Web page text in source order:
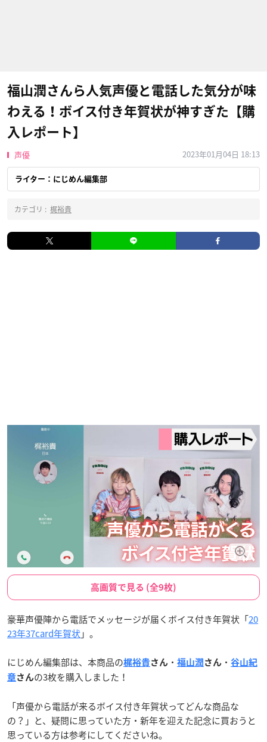
福山潤さんら人気声優と電話した気分が味
わえる！ボイス付き年賀状が神すぎた【購
入レポート】
声優 2023年01月04日 18:13
ライター：にじめん編集部
カテゴリ : 梶裕貴
高画質で見る (全9枚)
豪華声優陣から電話でメッセージが届くボイス付き年賀状「20
23年37card年賀状」。
にじめん編集部は、本商品の梶裕貴さん ・ 福山潤 さん ・ 谷山紀
章さんの3枚を購入しました！
「声優から電話が来るボイス付き年賀状ってどんな商品な
の？」と、疑問に思っていた方・新年を迎えた記念に買おうと
思っている方は参考にしてくださいね。